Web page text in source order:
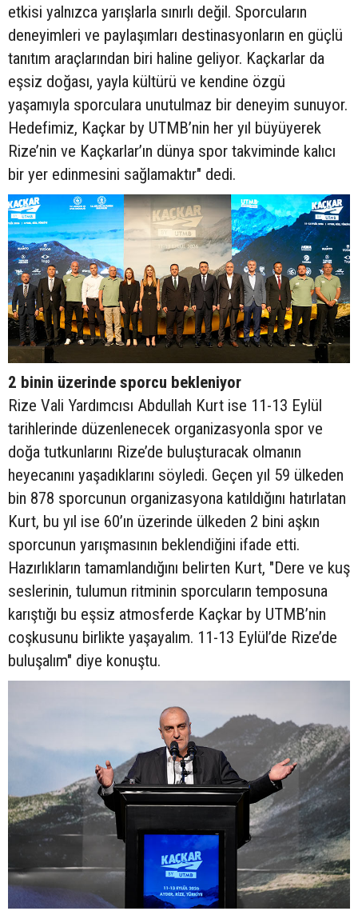
etkisi yalnızca yarışlarla sınırlı değil. Sporcuların
deneyimleri ve paylaşımları destinasyonların en güçlü
tanıtım araçlarından biri haline geliyor. Kaçkarlar da
eşsiz doğası, yayla kültürü ve kendine özgü
yaşamıyla sporculara unutulmaz bir deneyim sunuyor.
Hedefimiz, Kaçkar by UTMB’nin her yıl büyüyerek
Rize’nin ve Kaçkarlar’ın dünya spor takviminde kalıcı
bir yer edinmesini sağlamaktır" dedi.
2 binin üzerinde sporcu bekleniyor
Rize Vali Yardımcısı Abdullah Kurt ise 11-13 Eylül
tarihlerinde düzenlenecek organizasyonla spor ve
doğa tutkunlarını Rize’de buluşturacak olmanın
heyecanını yaşadıklarını söyledi. Geçen yıl 59 ülkeden
bin 878 sporcunun organizasyona katıldığını hatırlatan
Kurt, bu yıl ise 60’ın üzerinde ülkeden 2 bini aşkın
sporcunun yarışmasının beklendiğini ifade etti.
Hazırlıkların tamamlandığını belirten Kurt, "Dere ve kuş
seslerinin, tulumun ritminin sporcuların temposuna
karıştığı bu eşsiz atmosferde Kaçkar by UTMB’nin
coşkusunu birlikte yaşayalım. 11-13 Eylül’de Rize’de
buluşalım" diye konuştu.